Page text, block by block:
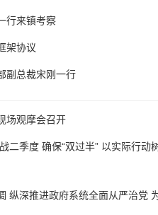
行来镇考察
架协议
副总裁宋刚一行
场观摩会召开
二季度 确保“双过半” 以实际行动
纵深推进政府系统全面从严治党